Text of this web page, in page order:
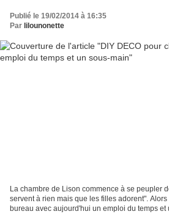
Publié le 19/02/2014 à 16:35
Par lilounonette
La chambre de Lison commence à se peupler
servent à rien mais que les filles adorent".
bureau avec aujourd'hui un emploi du temps